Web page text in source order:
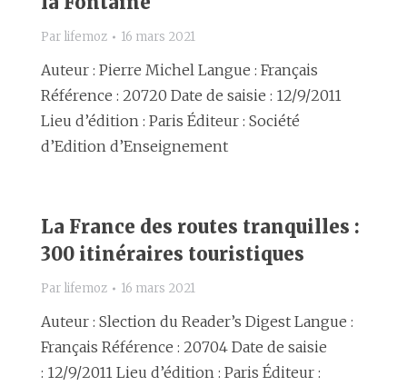
Par lifemoz 16 mars 2021
Auteur : Pierre Michel Langue : Français
Référence : 20720 Date de saisie : 12/9/2011
Lieu d’édition : Paris Éditeur : Société
d’Edition d’Enseignement
La France des routes tranquilles :
300 itinéraires touristiques
Par lifemoz 16 mars 2021
Auteur : Slection du Reader’s Digest Langue :
Français Référence : 20704 Date de saisie
: 12/9/2011 Lieu d’édition : Paris Éditeur :